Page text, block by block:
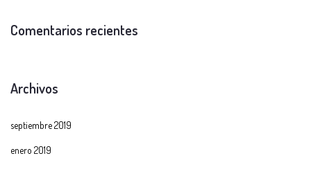
Comentarios recientes
Archivos
septiembre 2019
enero 2019